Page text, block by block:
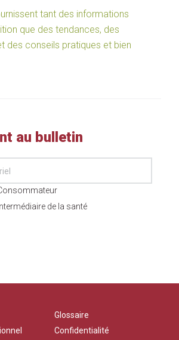
tant des informations
que des tendances, des
des conseils pratiques et bien
au bulletin
Intermédiaire de la santé
Glossaire
Confidentialité